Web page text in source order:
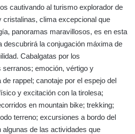
cautivando al turismo explorador de
cristalinas, clima excepcional que
panoramas maravillosos, es en esta
descubrirá la conjugación máxima de
Cabalgatas por los
emoción, vértigo y
rappel; canotaje por el espejo del
y excitación con la tirolesa;
en mountain bike; trekking;
terreno; excursiones a bordo del
algunas de las actividades que